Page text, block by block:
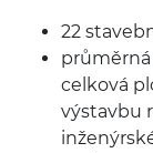
22
průměrná
celková
výstavbu